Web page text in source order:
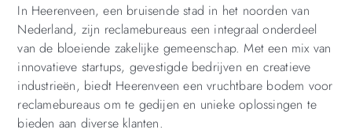
In Heerenveen, een bruisende stad in het noorden van
Nederland, zijn reclamebureaus een integraal onderdeel
van de bloeiende zakelijke gemeenschap. Met een mix van
innovatieve startups, gevestigde bedrijven en creatieve
industrieën, biedt Heerenveen een vruchtbare bodem voor
reclamebureaus om te gedijen en unieke oplossingen te
bieden aan diverse klanten.